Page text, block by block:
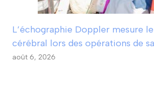
L’échographie Doppler mesure
cérébral lors des opérations de
août 6, 2026